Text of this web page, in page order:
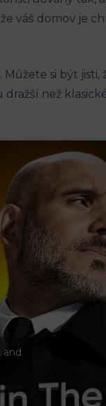
váš domov je
si být jisti,
než
and